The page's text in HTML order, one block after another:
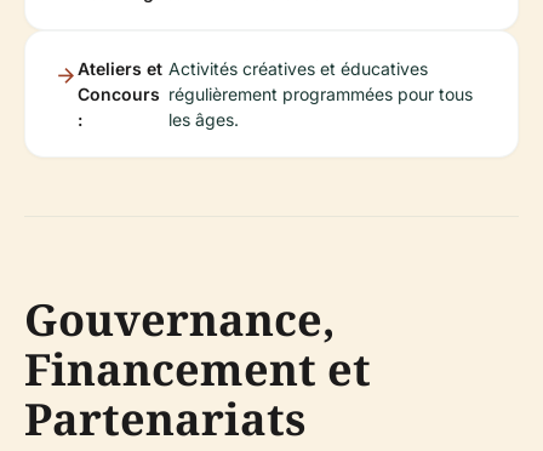
Ateliers et
Concours
:
Activités créatives et éducatives
régulièrement programmées pour tous
les âges.
Gouvernance,
Financement et
Partenariats